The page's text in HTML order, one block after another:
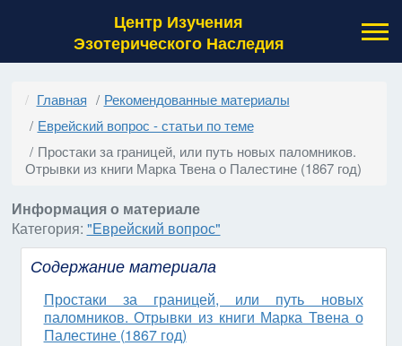
Центр Изучения
Эзотерического Наследия
Главная
Рекомендованные материалы
Еврейский вопрос - статьи по теме
Простаки за границей, или путь новых паломников.
Отрывки из книги Марка Твена о Палестине (1867 год)
Информация о материале
Категория: "Еврейский вопрос"
Содержание материала
Простаки за границей, или путь новых
паломников. Отрывки из книги Марка Твена о
Палестине (1867 год)